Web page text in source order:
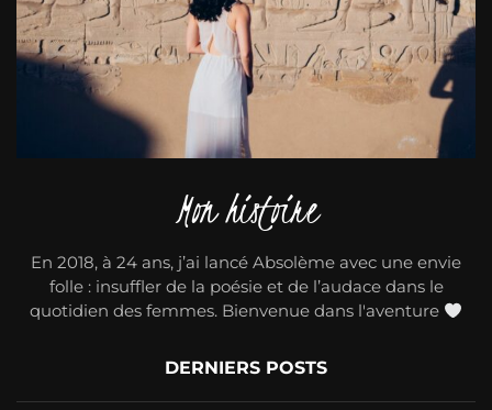
Mon histoire
En 2018, à 24 ans, j’ai lancé Absolème avec une envie
folle : insuffler de la poésie et de l’audace dans le
quotidien des femmes. Bienvenue dans l'aventure
DERNIERS POSTS